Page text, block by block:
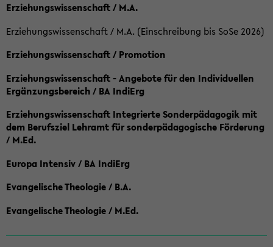
Erziehungswissenschaft / M.A.
Erziehungswissenschaft / M.A. (Einschreibung bis SoSe 2026)
Erziehungswissenschaft / Promotion
Erziehungswissenschaft - Angebote für den Individuellen
Ergänzungsbereich / BA IndiErg
Erziehungswissenschaft Integrierte Sonderpädagogik mit
dem Berufsziel Lehramt für sonderpädagogische Förderung
/ M.Ed.
Europa Intensiv / BA IndiErg
Evangelische Theologie / B.A.
Evangelische Theologie / M.Ed.